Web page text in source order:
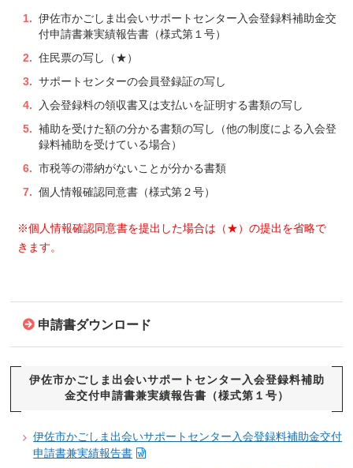
伊佐市かごしま出会いサポートセンター入会登録料補助金交
付申請書兼実績報告書（様式第１号）
住民票の写し（★）
サポートセンターの会員登録証の写し
入会登録料の領収書又は支払いを証明する書類の写し
補助を受けた額の分かる書類の写し（他の制度による入会登
録料補助を受けている場合）
市税等の滞納がないことが分かる書類
個人情報確認同意書（様式第２号）
※個人情報確認同意書を提出した場合は（★）の提出を省略で
きます。
申請書ダウンロード
伊佐市かごしま出会いサポートセンター入会登録料補助
金交付申請書兼実績報告書（様式第１号）
伊佐市かごしま出会いサポートセンター入会登録料補助金交付
申請書兼実績報告書